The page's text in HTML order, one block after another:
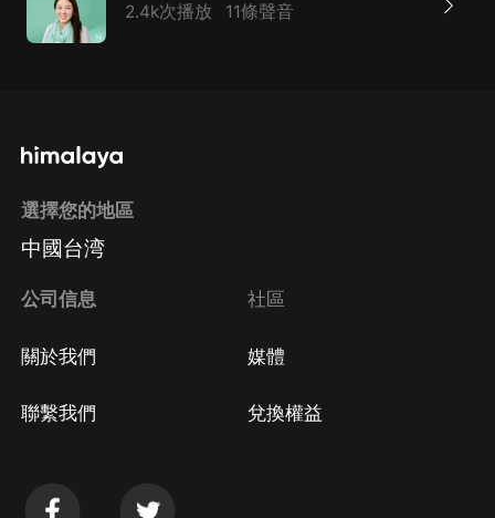
2.4k次播放 11條聲音
選擇您的地區
中國台湾
公司信息
關於我們
聯繫我們
社區
媒體
兌換權益